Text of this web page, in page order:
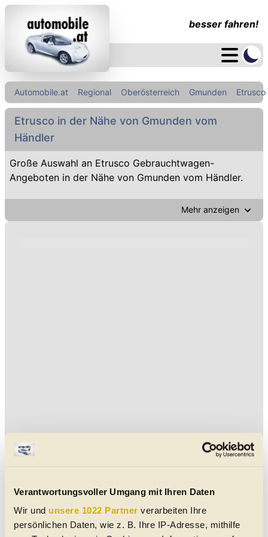
Verantwortungsvoller Umgang mit Ihren Daten
Wir und unsere 1022 Partner verarbeiten Ihre
persönlichen Daten, wie z. B. Ihre IP-Adresse, mithilfe
besser fahren!
Automobile.at Regional Oberösterreich Gmunden Etrusco
Etrusco in der Nähe von Gmunden vom
Händler
Große Auswahl an Etrusco Gebrauchtwagen-
Angeboten in der Nähe von Gmunden vom Händler.
Mehr anzeigen
Aktuelle Etrusco Gebrauchtwagen in der Nähe von Gmunden